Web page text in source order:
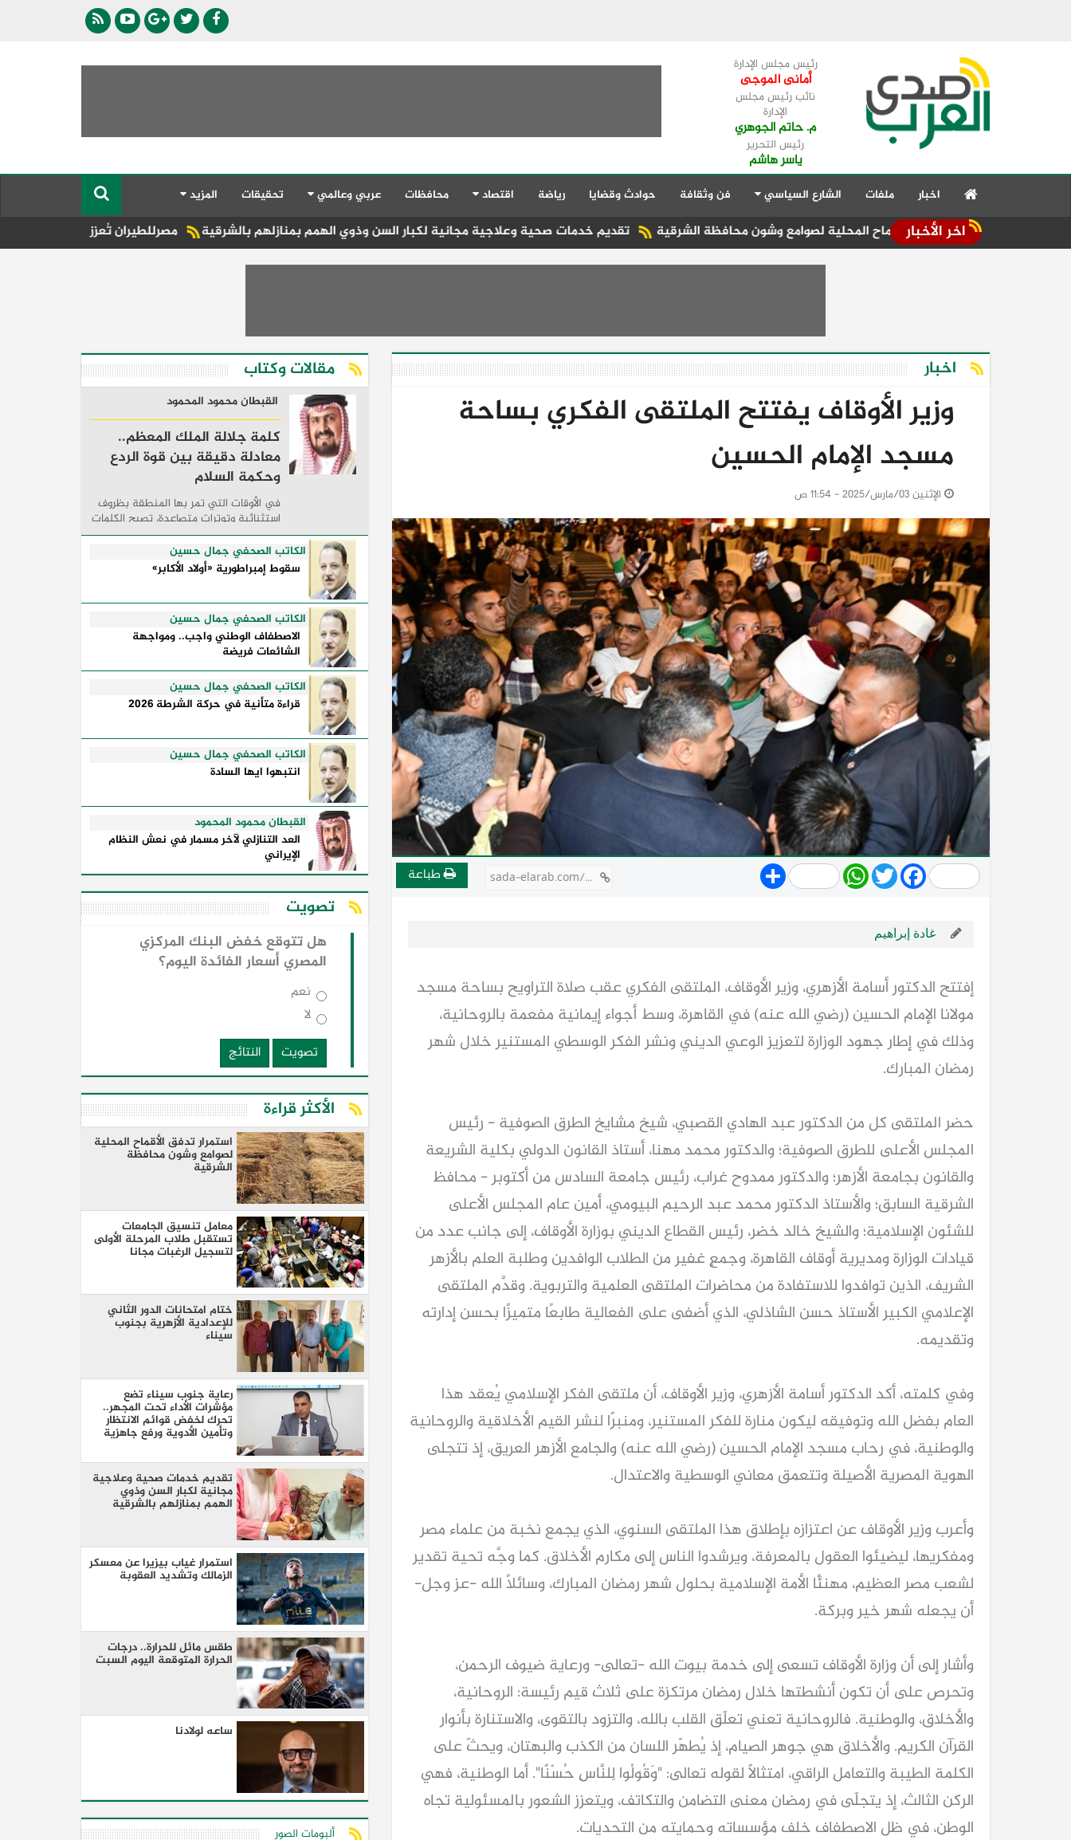
رئيس مجلس الإدارة
أمانى الموجى
نائب رئيس مجلس
الإدارة
م. حاتم الجوهري
رئيس التحرير
ياسر هاشم
اخبار ملفات الشارع السياسي فن وثقافة حوادث وقضايا رياضة اقتصاد محافظات عربي وعالمي تحقيقات المزيد
اخر الأخبار مصرللطيران تُعزز الحركة السياحية إلى المقاصد تقديم خدمات صحية وعلاجية مجانية لكبار السن وذوي الهمم بمنازلهم بالشرقية تدفق الأقماح المحلية لصوامع وشون محافظة الشرقية
اخبار
وزير الأوقاف يفتتح الملتقى الفكري بساحة
مسجد الإمام الحسين
الإثنين 03/مارس/2025 - 11:54 ص
Share WhatsApp
TwitterFacebook طباعة sada-elarab.com/756641
غادة إبراهيم
إفتتح الدكتور أسامة الأزهري، وزير الأوقاف، الملتقى الفكري عقب صلاة التراويح بساحة مسجد
مولانا الإمام الحسين (رضي الله عنه) في القاهرة، وسط أجواء إيمانية مفعمة بالروحانية،
وذلك في إطار جهود الوزارة لتعزيز الوعي الديني ونشر الفكر الوسطي المستنير خلال شهر
رمضان المبارك.
حضر الملتقى كل من الدكتور عبد الهادي القصبي، شيخ مشايخ الطرق الصوفية - رئيس
المجلس الأعلى للطرق الصوفية؛ والدكتور محمد مهنا، أستاذ القانون الدولي بكلية الشريعة
والقانون بجامعة الأزهر؛ والدكتور ممدوح غراب، رئيس جامعة السادس من أكتوبر - محافظ
الشرقية السابق؛ والأستاذ الدكتور محمد عبد الرحيم البيومي، أمين عام المجلس الأعلى
للشئون الإسلامية؛ والشيخ خالد خضر، رئيس القطاع الديني بوزارة الأوقاف، إلى جانب عدد من
قيادات الوزارة ومديرية أوقاف القاهرة، وجمعٍ غفير من الطلاب الوافدين وطلبة العلم بالأزهر
الشريف، الذين توافدوا للاستفادة من محاضرات الملتقى العلمية والتربوية. وقدَّم الملتقى
الإعلامي الكبير الأستاذ حسن الشاذلي، الذي أضفى على الفعالية طابعًا متميزًا بحسن إدارته
وتقديمه.
وفي كلمته، أكد الدكتور أسامة الأزهري، وزير الأوقاف، أن ملتقى الفكر الإسلامي يُعقد هذا
العام بفضل الله وتوفيقه ليكون منارة للفكر المستنير، ومنبرًا لنشر القيم الأخلاقية والروحانية
والوطنية، في رحاب مسجد الإمام الحسين (رضي الله عنه) والجامع الأزهر العريق، إذ تتجلى
الهوية المصرية الأصيلة وتتعمق معاني الوسطية والاعتدال.
وأعرب وزير الأوقاف عن اعتزازه بإطلاق هذا الملتقى السنوي، الذي يجمع نخبة من علماء مصر
ومفكريها، ليضيئوا العقول بالمعرفة، ويرشدوا الناس إلى مكارم الأخلاق. كما وجَّه تحية تقدير
لشعب مصر العظيم، مهنئًا الأمة الإسلامية بحلول شهر رمضان المبارك، وسائلاً الله -عز وجل-
أن يجعله شهر خير وبركة.
وأشار إلى أن وزارة الأوقاف تسعى إلى خدمة بيوت الله -تعالى- ورعاية ضيوف الرحمن،
وتحرص على أن تكون أنشطتها خلال رمضان مرتكزة على ثلاث قيم رئيسة: الروحانية،
والأخلاق، والوطنية. فالروحانية تعني تعلّق القلب بالله، والتزود بالتقوى، والاستنارة بأنوار
القرآن الكريم. والأخلاق هي جوهر الصيام، إذ يُطهّر اللسان من الكذب والبهتان، ويحثّ على
الكلمة الطيبة والتعامل الراقي، امتثالًا لقوله تعالى: "وَقُولُوا لِلنَّاسِ حُسْنًا". أما الوطنية، فهي
الركن الثالث، إذ يتجلّى في رمضان معنى التضامن والتكاتف، ويتعزز الشعور بالمسئولية تجاه
الوطن، في ظل الاصطفاف خلف مؤسساته وحمايته من التحديات.
مقالات وكتاب
القبطان محمود المحمود
كلمة جلالة الملك المعظم..
معادلة دقيقة بين قوة الردع
وحكمة السلام
في الأوقات التي تمر بها المنطقة بظروف
استثنائية وتوترات متصاعدة، تصبح الكلمات
السياسية أكثر من مجرد مواقف معلنة؛ فهي
تكشف طريقة تفكير الدول، وكيفية إدارتها
للأزمات، والحدود التي تفصل بين القوة ...
الكاتب الصحفي جمال حسين
سقوط إمبراطورية «أولاد الأكابر»
الكاتب الصحفي جمال حسين
الاصطفاف الوطني واجب.. ومواجهة
الشائعات فريضة
الكاتب الصحفي جمال حسين
قراءة متأنية في حركة الشرطة 2026
الكاتب الصحفي جمال حسين
انتبهوا ايها السادة
القبطان محمود المحمود
العد التنازلي لآخر مسمار في نعش النظام
الإيراني
تصويت
هل تتوقع خفض البنك المركزي
المصري أسعار الفائدة اليوم؟
نعم
لا
تصويت
النتائج
الأكثر قراءة
استمرار تدفق الأقماح المحلية
لصوامع وشون محافظة
الشرقية
معامل تنسيق الجامعات
تستقبل طلاب المرحلة الأولى
لتسجيل الرغبات مجانا
ختام امتحانات الدور الثاني
للإعدادية الأزهرية بجنوب
سيناء
رعاية جنوب سيناء تضع
مؤشرات الأداء تحت المجهر..
تحرك لخفض قوائم الانتظار
وتأمين الأدوية ورفع جاهزية
تقديم خدمات صحية وعلاجية
مجانية لكبار السن وذوي
الهمم بمنازلهم بالشرقية
استمرار غياب بيزيرا عن معسكر
الزمالك وتشديد العقوبة
طقس مائل للحرارة.. درجات
الحرارة المتوقعة اليوم السبت
ساعه لولادنا
ألبومات الصور